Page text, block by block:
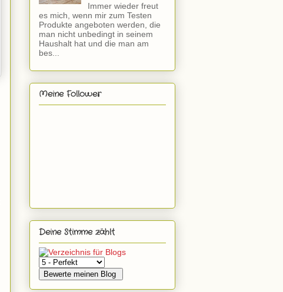
Immer wieder freut
es mich, wenn mir zum Testen
Produkte angeboten werden, die
man nicht unbedingt in seinem
Haushalt hat und die man am
bes...
Meine Follower
Deine Stimme zählt